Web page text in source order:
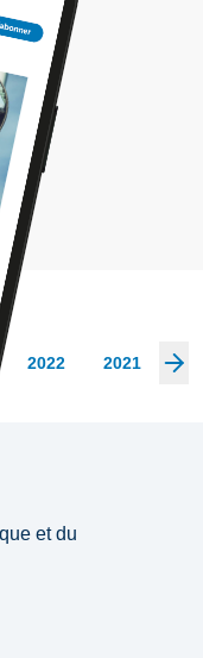
2022 2021
et du